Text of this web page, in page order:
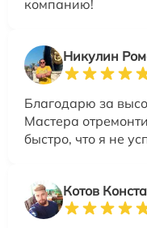
компанию!
Никулин
Благодарю за
Мастера
быстро, что я не
Котов